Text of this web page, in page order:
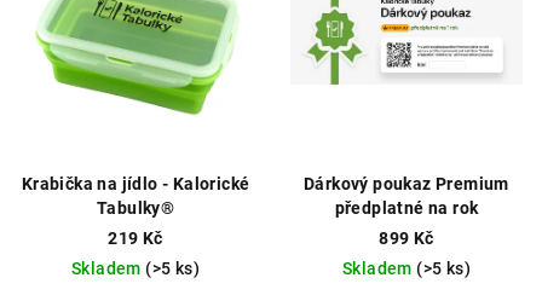
Krabička na jídlo - Kalorické
Tabulky®
219 Kč
Skladem (>5 ks)
Dárkový poukaz Premium
předplatné na rok
899 Kč
Skladem (>5 ks)